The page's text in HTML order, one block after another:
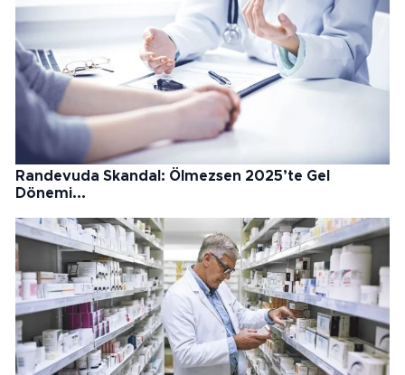
Randevuda Skandal: Ölmezsen 2025’te Gel
Dönemi...